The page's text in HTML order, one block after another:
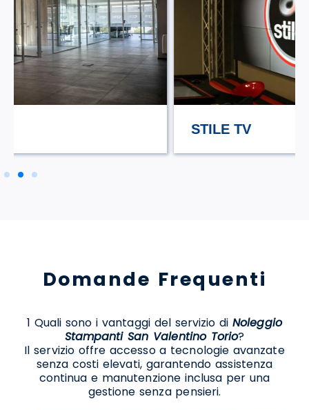
Domande Frequenti
1 Quali sono i vantaggi del servizio di Noleggio
Stampanti San Valentino Torio?
Il servizio offre accesso a tecnologie avanzate
senza costi elevati, garantendo assistenza
continua e manutenzione inclusa per una
gestione senza pensieri.